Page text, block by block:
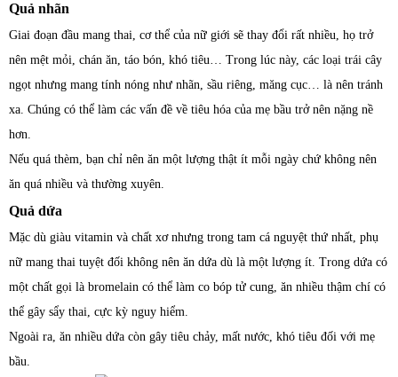
Quả nhãn
Giai đoạn đầu mang thai, cơ thể của nữ giới sẽ thay đổi rất nhiều, họ trở
nên mệt mỏi, chán ăn, táo bón, khó tiêu… Trong lúc này, các loại trái cây
ngọt nhưng mang tính nóng như nhãn, sầu riêng, măng cục… là nên tránh
xa. Chúng có thể làm các vấn đề về tiêu hóa của mẹ bầu trở nên nặng nề
hơn.
Nếu quá thèm, bạn chỉ nên ăn một lượng thật ít mỗi ngày chứ không nên
ăn quá nhiều và thường xuyên.
Quả dứa
Mặc dù giàu vitamin và chất xơ nhưng trong tam cá nguyệt thứ nhất, phụ
nữ mang thai tuyệt đối không nên ăn dứa dù là một lượng ít. Trong dứa có
một chất gọi là bromelain có thể làm co bóp tử cung, ăn nhiều thậm chí có
thể gây sẩy thai, cực kỳ nguy hiểm.
Ngoài ra, ăn nhiều dứa còn gây tiêu chảy, mất nước, khó tiêu đối với mẹ
bầu.